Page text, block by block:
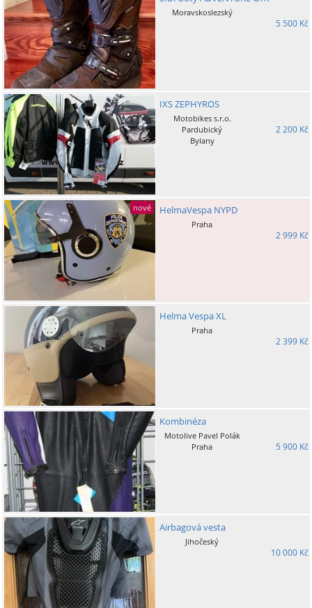
Moravskoslezský
5 500 Kč
IXS ZEPHYROS
Motobikes s.r.o.
Pardubický
Bylany
2 200 Kč
nové HelmaVespa NYPD
Praha
2 999 Kč
Helma Vespa XL
Praha
2 399 Kč
Kombinéza
Motolive Pavel Polák
Praha
5 900 Kč
Airbagová vesta
Jihočeský
10 000 Kč